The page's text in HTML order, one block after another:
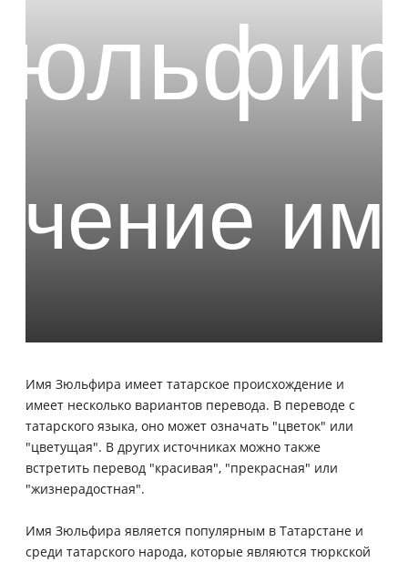
Имя Зюльфира имеет татарское происхождение и
имеет несколько вариантов перевода. В переводе с
татарского языка, оно может означать "цветок" или
"цветущая". В других источниках можно также
встретить перевод "красивая", "прекрасная" или
"жизнерадостная".
Имя Зюльфира является популярным в Татарстане и
среди татарского народа, которые являются тюркской